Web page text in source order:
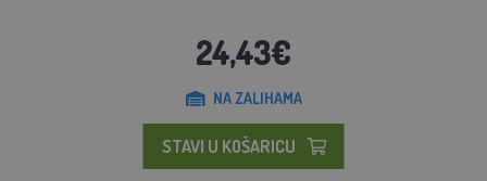
24,43€
NA ZALIHAMA
STAVI U KOŠARICU